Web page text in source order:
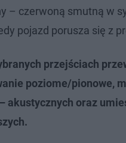
– czerwoną smutną w
pojazd porusza się z
przejściach
poziome/pionowe,
akustycznych oraz